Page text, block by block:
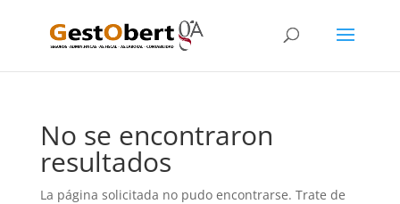
No se encontraron
resultados
La página solicitada no pudo encontrarse. Trate de